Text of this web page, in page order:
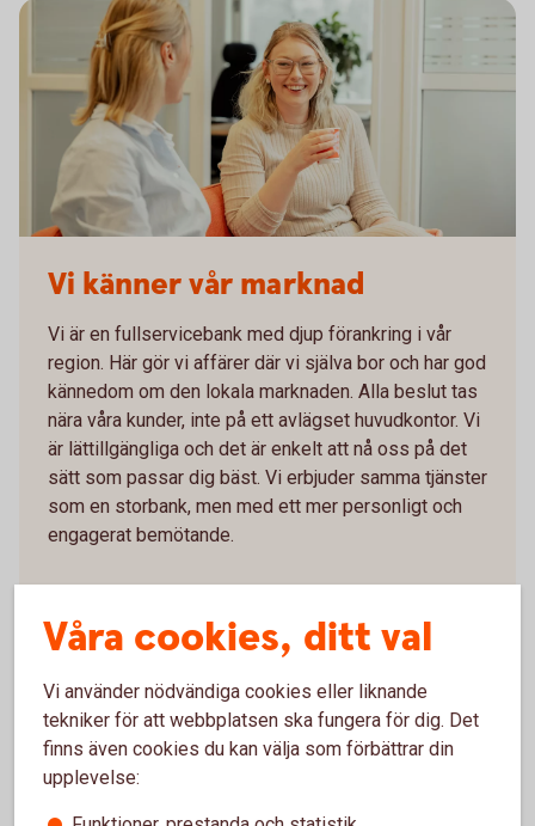
Vi känner vår marknad
Vi är en fullservicebank med djup förankring i vår
region. Här gör vi affärer där vi själva bor och har god
kännedom om den lokala marknaden. Alla beslut tas
nära våra kunder, inte på ett avlägset huvudkontor. Vi
är lättillgängliga och det är enkelt att nå oss på det
sätt som passar dig bäst. Vi erbjuder samma tjänster
som en storbank, men med ett mer personligt och
engagerat bemötande.
Kontakta oss
Våra cookies, ditt val
Vi använder nödvändiga cookies eller liknande
tekniker för att webbplatsen ska fungera för dig. Det
finns även cookies du kan välja som förbättrar din
upplevelse: